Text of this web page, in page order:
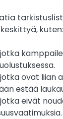
kuten:
ovat liian
estää
eivät